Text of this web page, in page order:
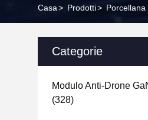
Casa> Prodotti>
Categorie
Modulo Anti-Drone
(328)